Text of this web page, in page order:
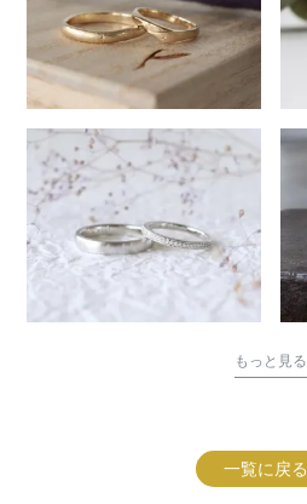
もっと見る
一覧に戻る